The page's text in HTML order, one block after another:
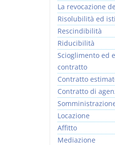
La revocazione
Risolubilità ed
Rescindibilità
Riducibilità
Scioglimento ed
contratto
Contratto
Contratto di
Locazione
Affitto
Mediazione